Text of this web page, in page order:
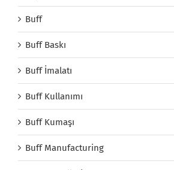
Buff
Buff Baskı
Buff İmalatı
Buff Kullanımı
Buff Kumaşı
Buff Manufacturing